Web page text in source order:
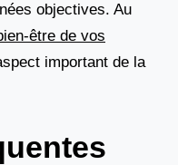
objectives. Au
être de vos
important de la